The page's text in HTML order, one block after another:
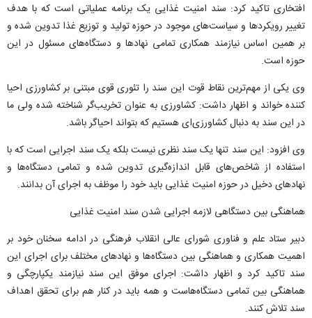
افتخاری تاکید کرد: سند امنیت غذایی یک برنامه عملیاتی است که با هدف
تغییر رویکردها و سیاست‌های موجود در حوزه تولید و توزیع غذا تدوین شده و
بر همین اساس نیازمند همکاری تمامی نهادها و دستگاه‌های مسئول در این
حوزه است.
وی یکی از مهم‌ترین نقاط قوت این سند را تئوری قوی مبتنی بر کشاورزی احیا
کننده خواند و اظهار داشت: کشاورزی به عنوان تخریب‌گر شناخته شده ولی ما
در این سند به دنبال کشاورزی‌ای هستیم که بتواند احیاگر باشد.
وی افزود: این سند تنها یک سند نظری نیست بلکه یک سند اجرایی است که با
استفاده از شاخص‌های قابل اندازه‌گیری تدوین شده و تمامی دستگاه‌ها و
نهادهای دخیل در حوزه امنیت غذایی باید خود را موظف به اجرای آن بدانند.
هماهنگی بین دستگاهی لازمه اجرایی شدن سند امنیت غذایی
دبیر ستاد علم و فناوری شورای عالی انقلاب فرهنگی در ادامه سخنان خود بر
اهمیت همکاری و هماهنگی بین دستگاه‌ها و نهادهای مختلف برای اجرای این
سند تاکید کرد و اظهار داشت: اجرای موفق این سند نیازمند یکپارچگی و
هماهنگی بین تمامی دستگاه‌هاست و همه باید در کنار هم برای تحقق اهداف
سند تلاش کنند.